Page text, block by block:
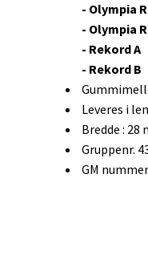
- Olympia
- Olympia
- Rekord A
- Rekord B
Leveres i
Bredde : 28
Gruppenr.
GM